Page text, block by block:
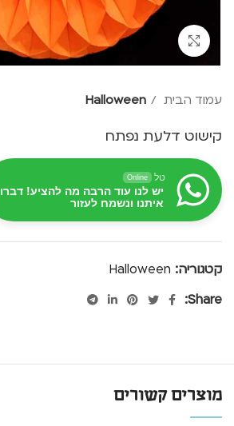
Click to enlarge
עמוד הבית Halloween
קישוט דלעת נפתח
טל Online
יש לנו עוד הרבה מה להציע! דברו
איתנו ונשמח לעזור
קטגוריה: Halloween
Share:
מוצרים קשורים